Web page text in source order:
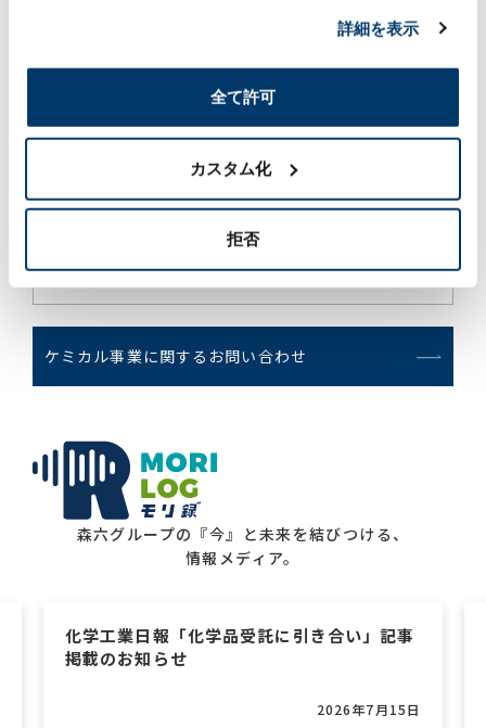
詳細を表示
全て許可
カスタム化
拒否
プラスチック押出成形メーカーとして創業し、約
ーカーに納入しています。
自動二輪の外装部品の製造（ファブレス）
外部パートナーと協働で自動二輪の外装部品（樹
脂部品）を製造しています。
ケミカル事業に関するお問い合わせ
森六グループの『今』と未来を結びつける、
情報メディア。
日報「化学品受託に引き合い」記事
化学工業日報